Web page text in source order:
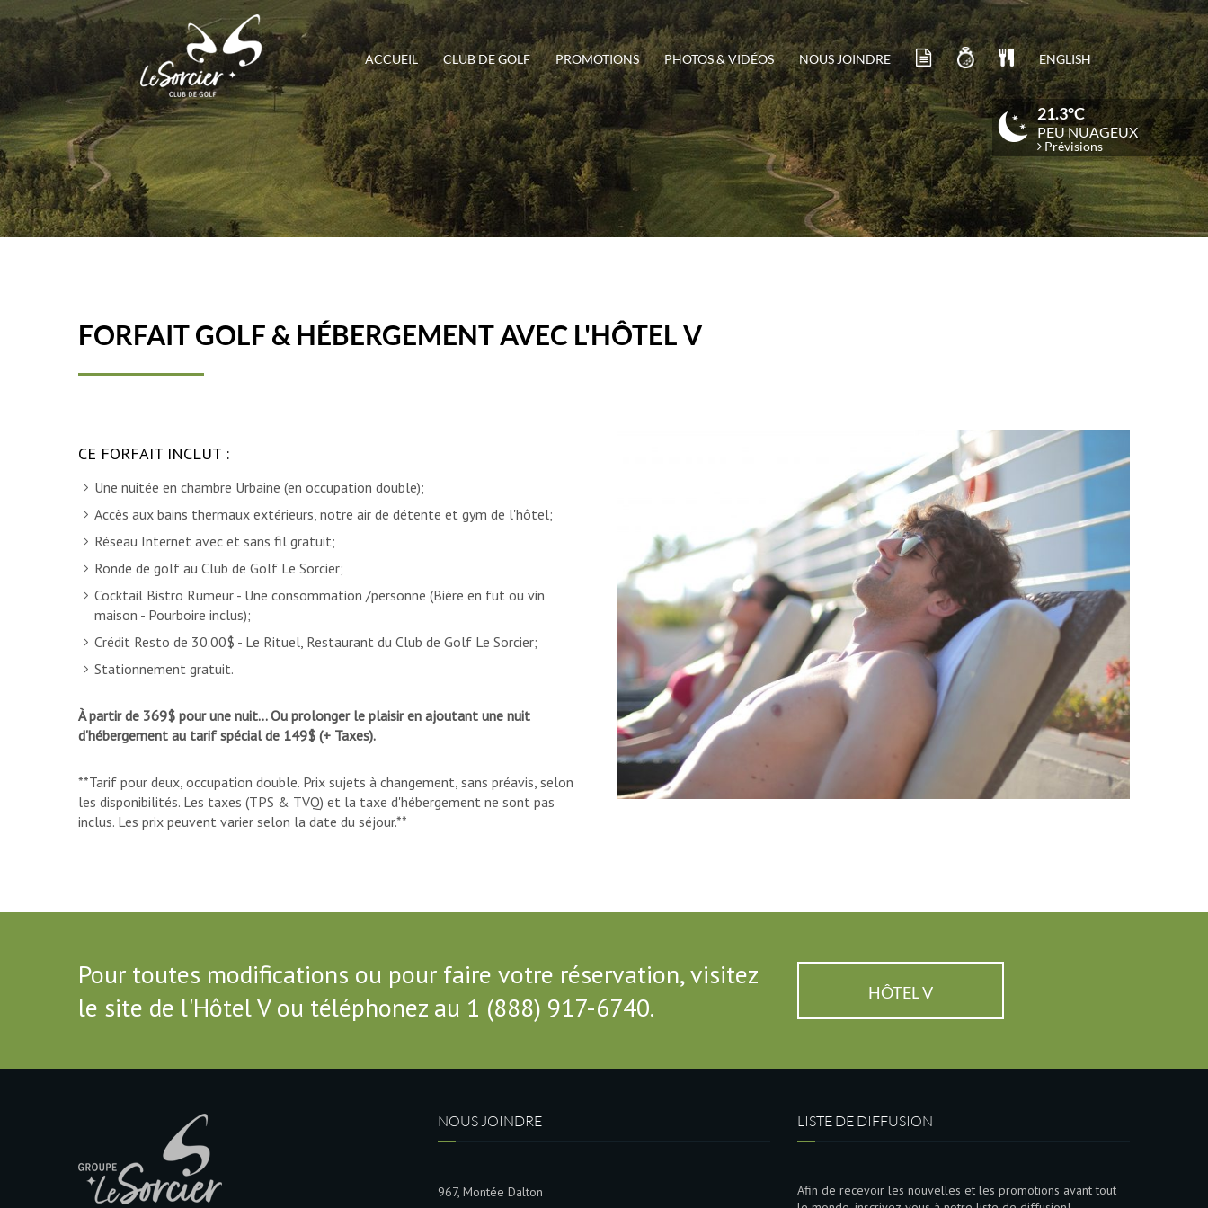
ACCUEIL CLUB DE GOLF PROMOTIONS PHOTOS & VIDÉOS NOUS JOINDRE ENGLISH
21.3°C
PEU NUAGEUX
Prévisions
FORFAIT GOLF & HÉBERGEMENT AVEC L'HÔTEL V
CE FORFAIT INCLUT :
Une nuitée en chambre Urbaine (en occupation double);
Accès aux bains thermaux extérieurs, notre air de détente et gym de l'hôtel;
Réseau Internet avec et sans fil gratuit;
Ronde de golf au Club de Golf Le Sorcier;
Cocktail Bistro Rumeur - Une consommation /personne (Bière en fut ou vin
maison - Pourboire inclus);
Crédit Resto de 30.00$ - Le Rituel, Restaurant du Club de Golf Le Sorcier;
Stationnement gratuit.
À partir de 369$ pour une nuit... Ou prolonger le plaisir en ajoutant une nuit
d'hébergement au tarif spécial de 149$ (+ Taxes).
**Tarif pour deux, occupation double. Prix sujets à changement, sans préavis, selon
les disponibilités. Les taxes (TPS & TVQ) et la taxe d'hébergement ne sont pas
inclus. Les prix peuvent varier selon la date du séjour.**
Pour toutes modifications ou pour faire votre réservation, visitez
le site de l'Hôtel V ou téléphonez au 1 (888) 917-6740.
HÔTEL V
NOUS JOINDRE
967, Montée Dalton
LISTE DE DIFFUSION
Afin de recevoir les nouvelles et les promotions avant tout